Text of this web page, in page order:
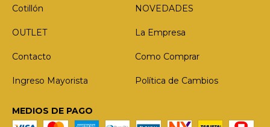
Cotillón NOVEDADES
OUTLET La Empresa
Contacto Como Comprar
Ingreso Mayorista Política de Cambios
MEDIOS DE PAGO